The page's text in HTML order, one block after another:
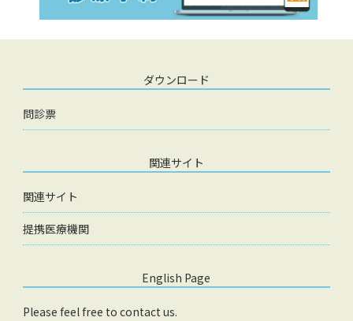
ダウンロード
問診票
関連サイト
関連サイト
提携医療機関
English Page
Please feel free to contact us.